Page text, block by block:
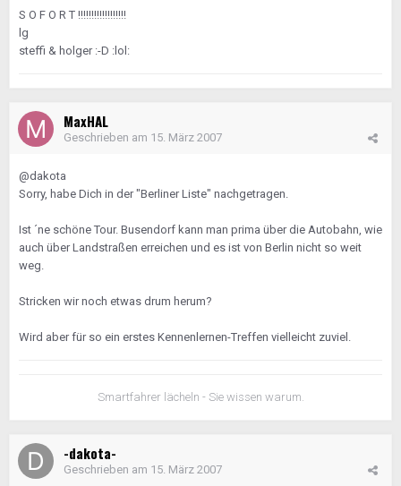
S O F O R T !!!!!!!!!!!!!!!!!!
lg
steffi & holger :-D :lol:
MaxHAL
Geschrieben am 15. März 2007
@dakota
Sorry, habe Dich in der "Berliner Liste" nachgetragen.
Ist ´ne schöne Tour. Busendorf kann man prima über die Autobahn, wie
auch über Landstraßen erreichen und es ist von Berlin nicht so weit
weg.
Stricken wir noch etwas drum herum?
Wird aber für so ein erstes Kennenlernen-Treffen vielleicht zuviel.
Smartfahrer lächeln - Sie wissen warum.
-dakota-
Geschrieben am 15. März 2007